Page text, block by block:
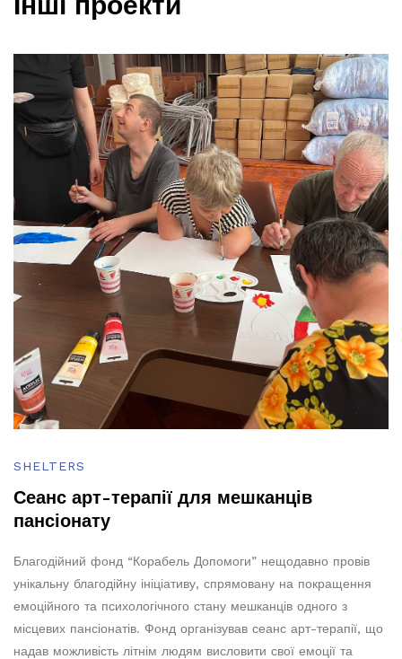
SHELTERS
Сеанс арт-терапії для мешканців
пансіонату
Благодійний фонд “Корабель Допомоги” нещодавно провів
унікальну благодійну ініціативу, спрямовану на покращення
емоційного та психологічного стану мешканців одного з
місцевих пансіонатів. Фонд організував сеанс арт-терапії, що
надав можливість літнім людям висловити свої емоції та